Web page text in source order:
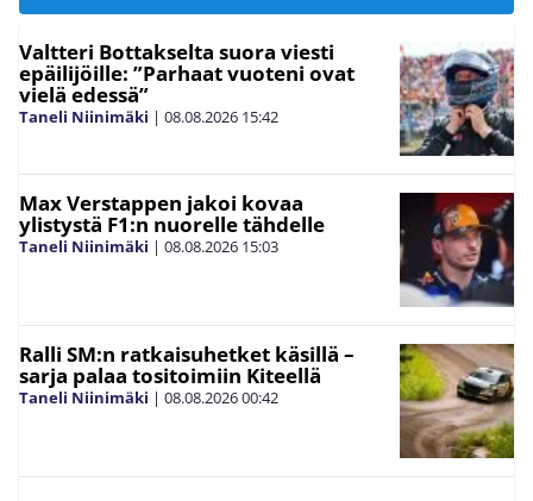
Valtteri Bottakselta suora viesti
epäilijöille: ”Parhaat vuoteni ovat
vielä edessä”
Taneli Niinimäki | 08.08.2026 15:42
Max Verstappen jakoi kovaa
ylistystä F1:n nuorelle tähdelle
Taneli Niinimäki | 08.08.2026 15:03
Ralli SM:n ratkaisuhetket käsillä –
sarja palaa tositoimiin Kiteellä
Taneli Niinimäki | 08.08.202600:42